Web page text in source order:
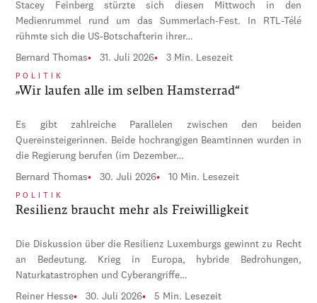
Stacey Feinberg stürzte sich diesen Mittwoch in den
Medienrummel rund um das Summerlach-Fest. In RTL-Télé
rühmte sich die US-Botschafterin ihrer…
Bernard Thomas 31. Juli 2026 3 Min. Lesezeit
POLITIK
„Wir laufen alle im selben Hamsterrad“
Es gibt zahlreiche Parallelen zwischen den beiden
Quereinsteigerinnen. Beide hochrangigen Beamtinnen wurden in
die Regierung berufen (im Dezember…
Bernard Thomas 30. Juli 2026 10 Min. Lesezeit
POLITIK
Resilienz braucht mehr als Freiwilligkeit
Die Diskussion über die Resilienz Luxemburgs gewinnt zu Recht
an Bedeutung. Krieg in Europa, hybride Bedrohungen,
Naturkatastrophen und Cyberangriffe…
Reiner Hesse 30. Juli 2026 5 Min. Lesezeit